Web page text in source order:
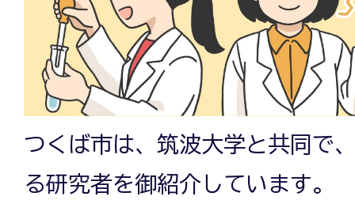
つくば市は、筑波大学と共同で
る研究者を御紹介しています。